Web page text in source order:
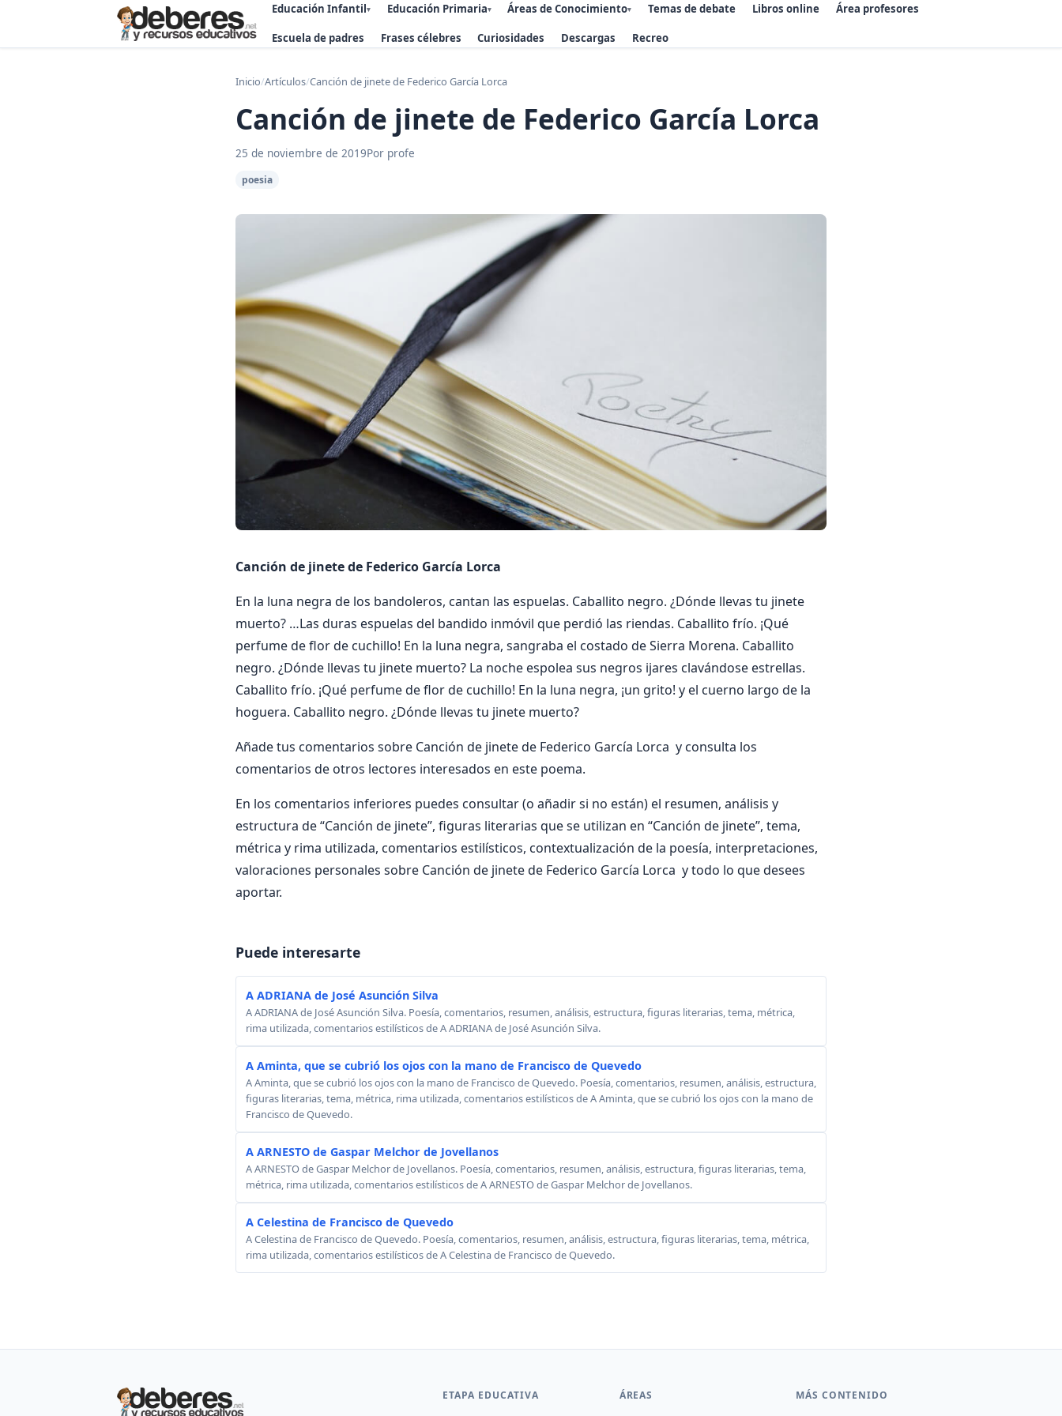
Educación Infantil▾ Educación Primaria▾ Áreas de Conocimiento▾ Temas de debate Libros online Área profesores
Escuela de padres Frases célebres Curiosidades Descargas Recreo
Inicio/Artículos/Canción de jinete de Federico García Lorca
Canción de jinete de Federico García Lorca
25 de noviembre de 2019Por profe
poesia
Canción de jinete de Federico García Lorca
En la luna negra de los bandoleros, cantan las espuelas. Caballito negro. ¿Dónde llevas tu jinete
muerto? …Las duras espuelas del bandido inmóvil que perdió las riendas. Caballito frío. ¡Qué
perfume de flor de cuchillo! En la luna negra, sangraba el costado de Sierra Morena. Caballito
negro. ¿Dónde llevas tu jinete muerto? La noche espolea sus negros ijares clavándose estrellas.
Caballito frío. ¡Qué perfume de flor de cuchillo! En la luna negra, ¡un grito! y el cuerno largo de la
hoguera. Caballito negro. ¿Dónde llevas tu jinete muerto?
Añade tus comentarios sobre Canción de jinete de Federico García Lorca y consulta los
comentarios de otros lectores interesados en este poema.
En los comentarios inferiores puedes consultar (o añadir si no están) el resumen, análisis y
estructura de “Canción de jinete”, figuras literarias que se utilizan en “Canción de jinete”, tema,
métrica y rima utilizada, comentarios estilísticos, contextualización de la poesía, interpretaciones,
valoraciones personales sobre Canción de jinete de Federico García Lorca y todo lo que desees
aportar.
Puede interesarte
A ADRIANA de José Asunción Silva
A ADRIANA de José Asunción Silva. Poesía, comentarios, resumen, análisis, estructura, figuras literarias, tema, métrica,
rima utilizada, comentarios estilísticos de A ADRIANA de José Asunción Silva.
A Aminta, que se cubrió los ojos con la mano de Francisco de Quevedo
A Aminta, que se cubrió los ojos con la mano de Francisco de Quevedo. Poesía, comentarios, resumen, análisis, estructura,
figuras literarias, tema, métrica, rima utilizada, comentarios estilísticos de A Aminta, que se cubrió los ojos con la mano de
Francisco de Quevedo.
A ARNESTO de Gaspar Melchor de Jovellanos
A ARNESTO de Gaspar Melchor de Jovellanos. Poesía, comentarios, resumen, análisis, estructura, figuras literarias, tema,
métrica, rima utilizada, comentarios estilísticos de A ARNESTO de Gaspar Melchor de Jovellanos.
A Celestina de Francisco de Quevedo
A Celestina de Francisco de Quevedo. Poesía, comentarios, resumen, análisis, estructura, figuras literarias, tema, métrica,
rima utilizada, comentarios estilísticos de A Celestina de Francisco de Quevedo.
ETAPA EDUCATIVA ÁREAS MÁS CONTENIDO